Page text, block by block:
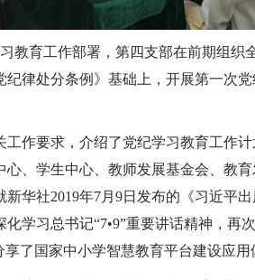
教育工作部署，第四支部在前期组织
律处分条例》基础上，开展第一次
作要求，介绍了党纪学习教育工作
、学生中心、教师发展基金会、教
华社2019年7月9日发布的《习近平
学习总书记“7•9”重要讲话精神，再
了国家中小学智慧教育平台建设应用